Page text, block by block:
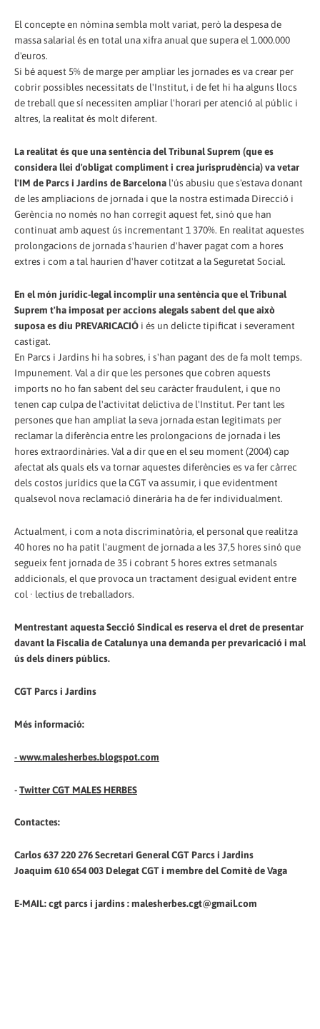
El concepte en nòmina sembla molt variat, però la despesa de
massa salarial és en total una xifra anual que supera el 1.000.000
d'euros.
Si bé aquest 5% de marge per ampliar les jornades es va crear per
cobrir possibles necessitats de l'Institut, i de fet hi ha alguns llocs
de treball que sí necessiten ampliar l'horari per atenció al públic i
altres, la realitat és molt diferent.
La realitat és que una sentència del Tribunal Suprem (que es
considera llei d'obligat compliment i crea jurisprudència) va vetar
l'IM de Parcs i Jardins de Barcelona l'ús abusiu que s'estava donant
de les ampliacions de jornada i que la nostra estimada Direcció i
Gerència no només no han corregit aquest fet, sinó que han
continuat amb aquest ús incrementant 1 370%. En realitat aquestes
prolongacions de jornada s'haurien d'haver pagat com a hores
extres i com a tal haurien d'haver cotitzat a la Seguretat Social.
En el món jurídic-legal incomplir una sentència que el Tribunal
Suprem t'ha imposat per accions alegals sabent del que això
suposa es diu PREVARICACIÓ i és un delicte tipificat i severament
castigat.
En Parcs i Jardins hi ha sobres, i s'han pagant des de fa molt temps.
Impunement. Val a dir que les persones que cobren aquests
imports no ho fan sabent del seu caràcter fraudulent, i que no
tenen cap culpa de l'activitat delictiva de l'Institut. Per tant les
persones que han ampliat la seva jornada estan legitimats per
reclamar la diferència entre les prolongacions de jornada i les
hores extraordinàries. Val a dir que en el seu moment (2004) cap
afectat als quals els va tornar aquestes diferències es va fer càrrec
dels costos jurídics que la CGT va assumir, i que evidentment
qualsevol nova reclamació dinerària ha de fer individualment.
Actualment, i com a nota discriminatòria, el personal que realitza
40 hores no ha patit l'augment de jornada a les 37,5 hores sinó que
segueix fent jornada de 35 i cobrant 5 hores extres setmanals
addicionals, el que provoca un tractament desigual evident entre
col · lectius de treballadors.
Mentrestant aquesta Secció Sindical es reserva el dret de presentar
davant la Fiscalia de Catalunya una demanda per prevaricació i mal
ús dels diners públics.
CGT Parcs i Jardins
Més informació:
- www.malesherbes.blogspot.com
-Twitter CGT MALES HERBES
Contactes:
Carlos 637 220 276 Secretari General CGT Parcs i Jardins
Joaquim 610 654 003 Delegat CGT i membre del Comitè de Vaga
E-MAIL: cgt parcs i jardins : malesherbes.cgt@gmail.com